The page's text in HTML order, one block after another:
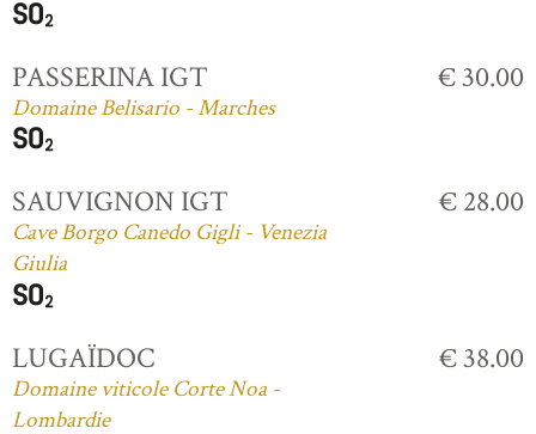
PASSERINA IGT
Domaine Belisario - Marches
€ 30.00
SAUVIGNON IGT
Cave Borgo Canedo Gigli - Venezia
Giulia
€ 28.00
LUGAÏDOC
Domaine viticole Corte Noa -
Lombardie
€ 38.00